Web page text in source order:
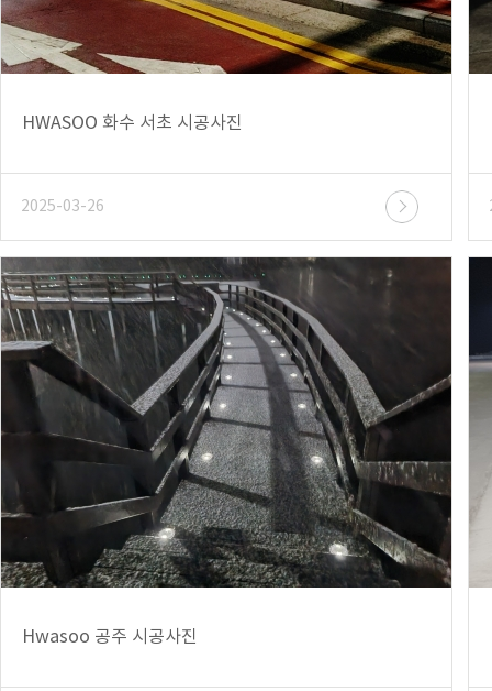
HWASOO 화수 서초 시공사진
2025-03-26
Hwasoo 공주 시공사진